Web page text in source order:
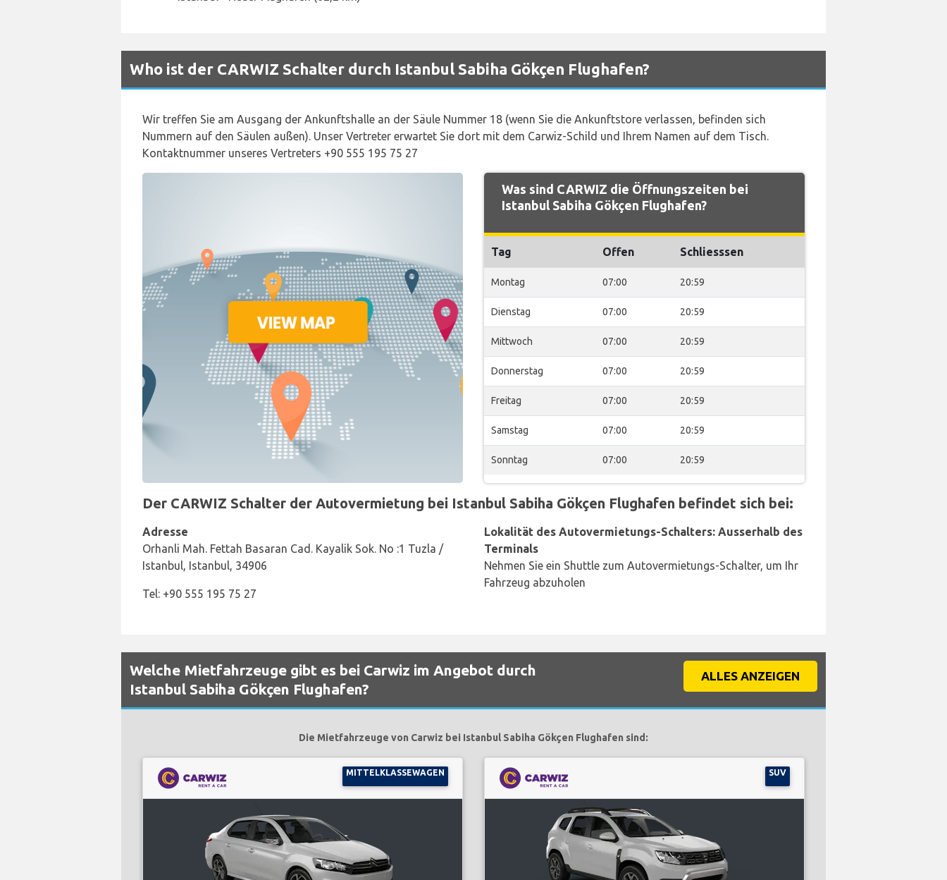
Who ist der CARWIZ Schalter durch Istanbul Sabiha Gökçen Flughafen?
Wir treffen Sie am Ausgang der Ankunftshalle an der Säule Nummer 18 (wenn Sie die Ankunftstore verlassen, befinden sich
Nummern auf den Säulen außen). Unser Vertreter erwartet Sie dort mit dem Carwiz-Schild und Ihrem Namen auf dem Tisch.
Kontaktnummer unseres Vertreters +90 555 195 75 27
Was sind CARWIZ die Öffnungszeiten bei
Istanbul Sabiha Gökçen Flughafen?
Tag Offen Schliesssen
Montag 07:00 20:59
Dienstag 07:00 20:59
Mittwoch 07:00 20:59
Donnerstag 07:00 20:59
Freitag 07:00 20:59
Samstag 07:00 20:59
Sonntag 07:00 20:59
Der CARWIZ Schalter der Autovermietung bei Istanbul Sabiha Gökçen Flughafen befindet sich bei:
Adresse
Orhanli Mah. Fettah Basaran Cad. Kayalik Sok. No :1 Tuzla /
Istanbul, Istanbul, 34906
Tel: +90 555 195 75 27
Lokalität des Autovermietungs-Schalters: Ausserhalb des
Terminals
Nehmen Sie ein Shuttle zum Autovermietungs-Schalter, um Ihr
Fahrzeug abzuholen
Welche Mietfahrzeuge gibt es bei Carwiz im Angebot durch
Istanbul Sabiha Gökçen Flughafen?
ALLES ANZEIGEN
Die Mietfahrzeuge von Carwiz bei Istanbul Sabiha Gökçen Flughafen sind:
MITTELKLASSEWAGEN SUV